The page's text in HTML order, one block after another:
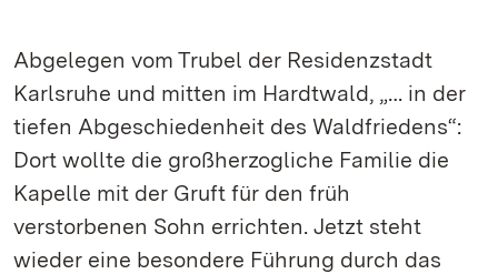
Abgelegen vom Trubel der Residenzstadt
Karlsruhe und mitten im Hardtwald, „… in der
tiefen Abgeschiedenheit des Waldfriedens“:
Dort wollte die großherzogliche Familie die
Kapelle mit der Gruft für den früh
verstorbenen Sohn errichten. Jetzt steht
wieder eine besondere Führung durch das